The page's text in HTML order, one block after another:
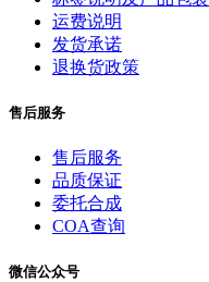
运费说明
发货承诺
退换货政策
售后服务
售后服务
品质保证
委托合成
COA查询
微信公众号